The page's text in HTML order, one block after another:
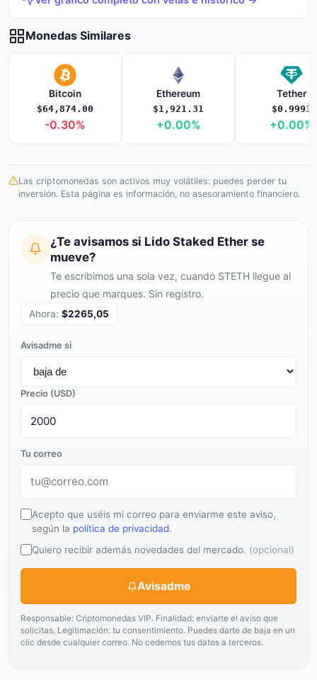
Monedas Similares
Bitcoin
$64,874.00
-0.30%
Ethereum
$1,921.31
+0.00%
Tether
$0.9993
+0.00%
Las criptomonedas son activos muy volátiles: puedes perder tu
inversión. Esta página es información, no asesoramiento financiero.
¿Te avisamos si Lido Staked Ether se
mueve?
Te escribimos una sola vez, cuando STETH llegue al
precio que marques. Sin registro.
Ahora: $2265,05
Avisadme si
Precio (USD)
Tu correo
Acepto que uséis mi correo para enviarme este aviso,
según la política de privacidad.
Quiero recibir además novedades del mercado. (opcional)
Avisadme
Responsable: Criptomonedas VIP. Finalidad: enviarte el aviso que
solicitas. Legitimación: tu consentimiento. Puedes darte de baja en un
clic desde cualquier correo. No cedemos tus datos a terceros.